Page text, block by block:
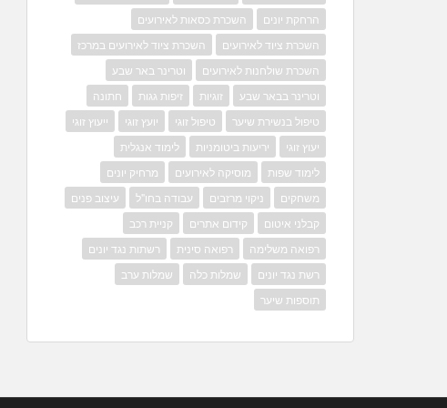
הרחקת יונים
השכרת כסאות לאירועים
השכרת ציוד לאירועים
השכרת ציוד לאירועים במרכז
השכרת שולחנות לאירועים
וטרינר באר שבע
וטרינר בבאר שבע
זוגיות זיפות גגות
חתונה
טיפול בנשירת שיער
טיפול זוגי יועץ זוגי
ייעוץ זוגי
יעוץ זוגי
יריעות ביטומניות
לימוד אנגלית
לימוד שפות
מוסיקה לאירועים
מרחיק יונים
משחקים
ניקוי מרזבים עבודה בחו"ל
עיצוב פנים
קבלני איטום
קידום אתרים
קניית רכב
רפואה משלימה
רפואה סינית
רשתות נגד יונים
רשת נגד יונים
שמלות כלה
שמלות ערב
תוספות שיער